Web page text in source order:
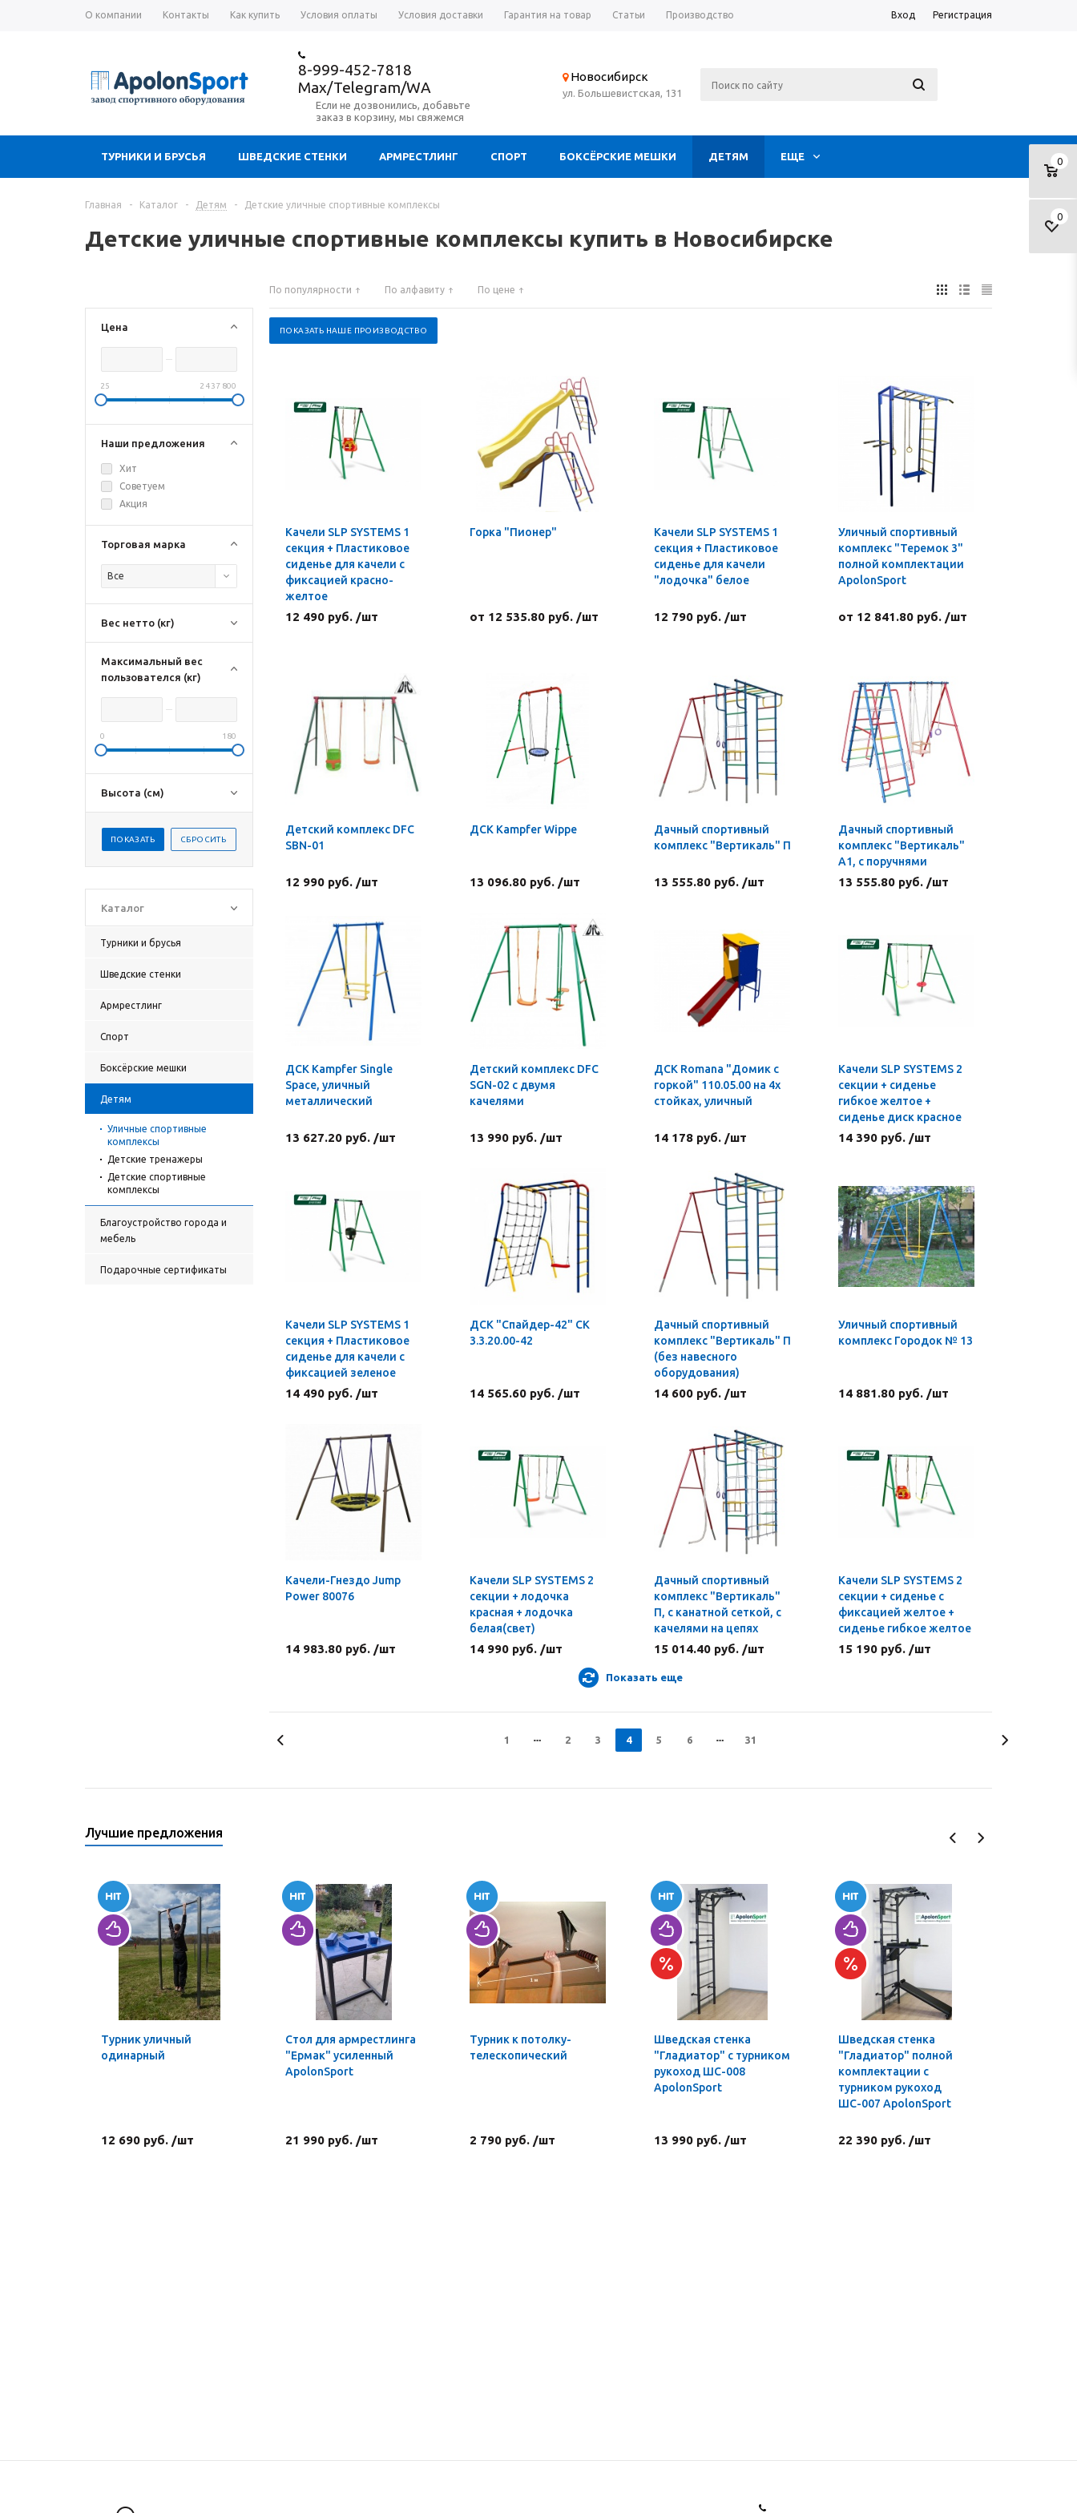
О компании Контакты Как купить Условия оплаты Условия доставки Гарантия на товар Статьи Производство Вход Регистрация
8-999-452-7818
Max/Telegram/WA
Если не дозвонились, добавьте
заказ в корзину, мы свяжемся
Новосибирск
ул. Большевистская, 131
0
0
ТУРНИКИ И БРУСЬЯ ШВЕДСКИЕ СТЕНКИ АРМРЕСТЛИНГ СПОРТ БОКСЁРСКИЕ МЕШКИ ДЕТЯМ ЕЩЕ
Главная - Каталог - Детям - Детские уличные спортивные комплексы
Детские уличные спортивные комплексы купить в Новосибирске
Цена
25 2 437 800
Наши предложения
Хит
Советуем
Акция
Торговая марка
Все
Вес нетто (кг)
Максимальный вес
пользователся (кг)
0 180
Высота (см)
Каталог
Турники и брусья
Шведские стенки
Армрестлинг
Спорт
Боксёрские мешки
Детям
Уличные спортивные
комплексы
Детские тренажеры
Детские спортивные
комплексы
Благоустройство города и
мебель
Подарочные сертификаты
По популярности По алфавиту По цене
ПОКАЗАТЬ НАШЕ ПРОИЗВОДСТВО
Качели SLP SYSTEMS 1
секция + Пластиковое
сиденье для качели с
фиксацией красно-
желтое
12 490 руб. /шт
Горка "Пионер"
от 12 535.80 руб. /шт
Качели SLP SYSTEMS 1
секция + Пластиковое
сиденье для качели
"лодочка" белое
12 790 руб. /шт
Уличный спортивный
комплекс "Теремок 3"
полной комплектации
ApolonSport
от 12 841.80 руб. /шт
Детский комплекс DFC
SBN-01
12 990 руб. /шт
ДСК Kampfer Wippe
13 096.80 руб. /шт
Дачный спортивный
комплекс "Вертикаль" П
13 555.80 руб. /шт
Дачный спортивный
комплекс "Вертикаль"
А1, с поручнями
13 555.80 руб. /шт
ДСК Kampfer Single
Space, уличный
металлический
13 627.20 руб. /шт
Детский комплекс DFC
SGN-02 с двумя
качелями
13 990 руб. /шт
ДСК Romana "Домик с
горкой" 110.05.00 на 4х
стойках, уличный
14 178 руб. /шт
Качели SLP SYSTEMS 2
секции + сиденье
гибкое желтое +
сиденье диск красное
14 390 руб. /шт
Качели SLP SYSTEMS 1
секция + Пластиковое
сиденье для качели с
фиксацией зеленое
14 490 руб. /шт
ДСК "Спайдер-42" СК
3.3.20.00-42
14 565.60 руб. /шт
Дачный спортивный
комплекс "Вертикаль" П
(без навесного
оборудования)
14 600 руб. /шт
Уличный спортивный
комплекс Городок № 13
14 881.80 руб. /шт
Качели-Гнездо Jump
Power 80076
14 983.80 руб. /шт
Качели SLP SYSTEMS 2
секции + лодочка
красная + лодочка
белая(свет)
14 990 руб. /шт
Дачный спортивный
комплекс "Вертикаль"
П, с канатной сеткой, с
качелями на цепях
15 014.40 руб. /шт
Качели SLP SYSTEMS 2
секции + сиденье с
фиксацией желтое +
сиденье гибкое желтое
15 190 руб. /шт
Показать еще
1 2 3 4 5 6 31
Лучшие предложения
Турник уличный
одинарный
12 690 руб. /шт
Стол для армрестлинга
"Ермак" усиленный
ApolonSport
21 990 руб. /шт
Турник к потолку-
телескопический
2 790 руб. /шт
Шведская стенка
"Гладиатор" с турником
рукоход ШС-008
ApolonSport
13 990 руб. /шт
Шведская стенка
"Гладиатор" полной
комплектации с
турником рукоход
ШС-007 ApolonSport
22 390 руб. /шт